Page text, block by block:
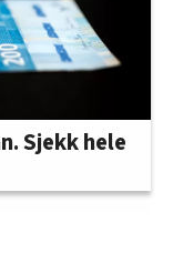
Sjekk hele